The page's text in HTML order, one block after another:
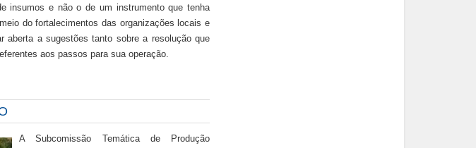
insumos e não o de um instrumento que tenha
do fortalecimentos das organizações locais e
aberta a sugestões tanto sobre a resolução que
aos passos para sua operação.
A Subcomissão Temática de Produção